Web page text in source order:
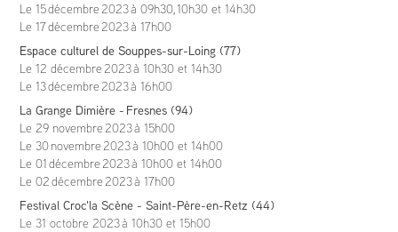
Le 15 décembre 2023à 09h30, 10h30 et 14h30
Le 17 décembre 2023à 17h00
Espace culturel de Souppes-sur-Loing (77)
Le 12 décembre 2023à 10h30 et 14h30
Le 13 décembre 2023à 16h00
La Grange Dimière - Fresnes (94)
Le 29 novembre 2023à 15h00
Le 30 novembre 2023à 10h00 et 14h00
Le 01 décembre 2023 à 10h00 et 14h00
Le 02 décembre 2023 à 17h00
Festival Croc'la Scène - Saint-Père-en-Retz (44)
Le 31 octobre 2023 à 10h30 et 15h00